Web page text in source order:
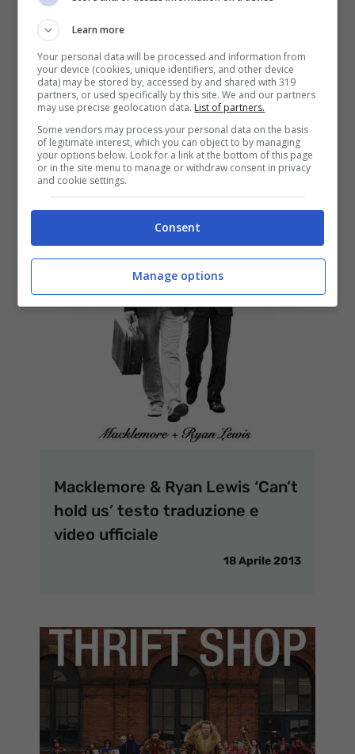
White Walls nuovo singolo di
Macklemore & Ryan Lewis ft.
Schoolboy Q e Hollis
27 Gennaio 2014
Macklemore & Ryan Lewis ‘Can’t
hold us’ testo traduzione e
video ufficiale
18 Aprile 2013
Learn more
Your personal data will be processed and information from
your device (cookies, unique identifiers, and other device
data) may be stored by, accessed by and shared with 319
partners, or used specifically by this site. We and our partners
may use precise geolocation data. List of partners.
Some vendors may process your personal data on the basis
of legitimate interest, which you can object to by managing
your options below. Look for a link at the bottom of this page
or in the site menu to manage or withdraw consent in privacy
and cookie settings.
Consent
Manage options